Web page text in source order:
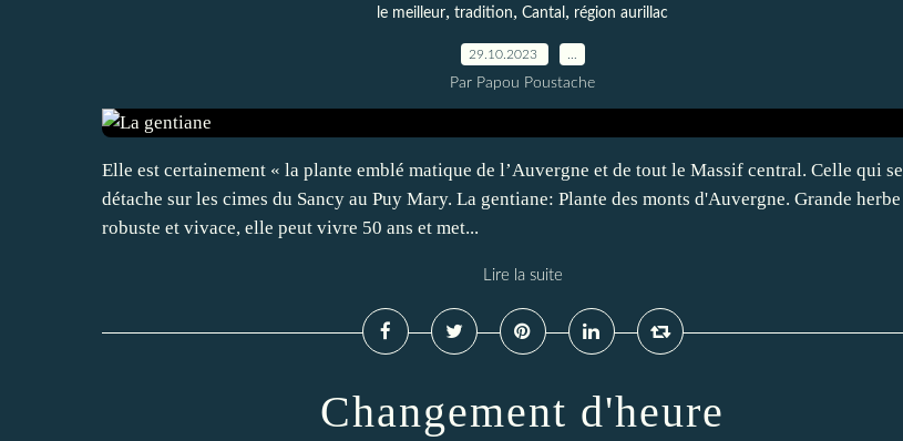
le meilleur, tradition, Cantal , région aurillac
29.10.2023
Par Papou Poustache
Elle est certainement « la plante emblé matique de l’Auvergne et de tout le Massif central. Celle qui se
détache sur les cimes du Sancy au Puy Mary. La gentiane: Plante des monts d'Auvergne. Grande herbe
robuste et vivace, elle peut vivre 50 ans et met...
Lire la suite
Changement d'heure